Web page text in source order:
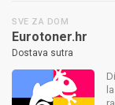
SVE ZA DOM
Eurotoner.hr
Dostava sutra